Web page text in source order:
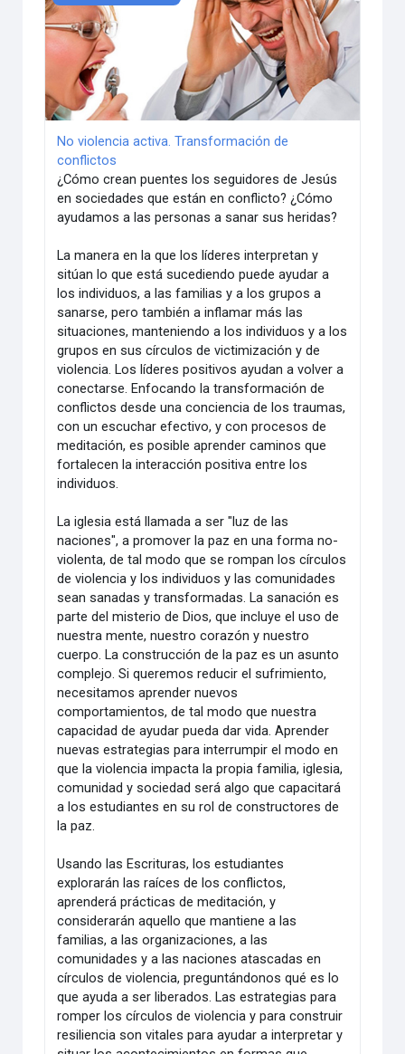
No violencia activa. Transformación de
conflictos
¿Cómo crean puentes los seguidores de Jesús
en sociedades que están en conflicto? ¿Cómo
ayudamos a las personas a sanar sus heridas?
La manera en la que los líderes interpretan y
sitúan lo que está sucediendo puede ayudar a
los individuos, a las familias y a los grupos a
sanarse, pero también a inflamar más las
situaciones, manteniendo a los individuos y a los
grupos en sus círculos de victimización y de
violencia. Los líderes positivos ayudan a volver a
conectarse. Enfocando la transformación de
conflictos desde una conciencia de los traumas,
con un escuchar efectivo, y con procesos de
meditación, es posible aprender caminos que
fortalecen la interacción positiva entre los
individuos.
La iglesia está llamada a ser "luz de las
naciones", a promover la paz en una forma no-
violenta, de tal modo que se rompan los círculos
de violencia y los individuos y las comunidades
sean sanadas y transformadas. La sanación es
parte del misterio de Dios, que incluye el uso de
nuestra mente, nuestro corazón y nuestro
cuerpo. La construcción de la paz es un asunto
complejo. Si queremos reducir el sufrimiento,
necesitamos aprender nuevos
comportamientos, de tal modo que nuestra
capacidad de ayudar pueda dar vida. Aprender
nuevas estrategias para interrumpir el modo en
que la violencia impacta la propia familia, iglesia,
comunidad y sociedad será algo que capacitará
a los estudiantes en su rol de constructores de
la paz.
Usando las Escrituras, los estudiantes
explorarán las raíces de los conflictos,
aprenderá prácticas de meditación, y
considerarán aquello que mantiene a las
familias, a las organizaciones, a las
comunidades y a las naciones atascadas en
círculos de violencia, preguntándonos qué es lo
que ayuda a ser liberados. Las estrategias para
romper los círculos de violencia y para construir
resiliencia son vitales para ayudar a interpretar y